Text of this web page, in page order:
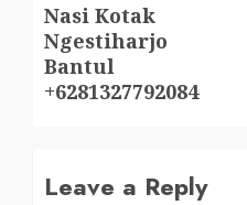
Next
post:
Nasi Kotak
Ngestiharjo
Bantul
+6281327792084
Leave a Reply